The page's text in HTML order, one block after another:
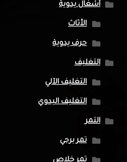
أشغال يدوية
الأثاث
حرف يدوية
التغليف
التغليف الآلي
التغليف اليدوي
التمر
تمر برحي
تمر خلاص